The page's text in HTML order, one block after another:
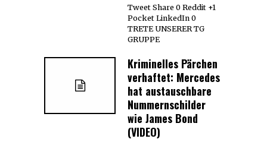
Tweet Share 0 Reddit +1
Pocket LinkedIn 0
TRETE UNSERER TG
GRUPPE
Kriminelles Pärchen
verhaftet: Mercedes
hat austauschbare
Nummernschilder
wie James Bond
(VIDEO)